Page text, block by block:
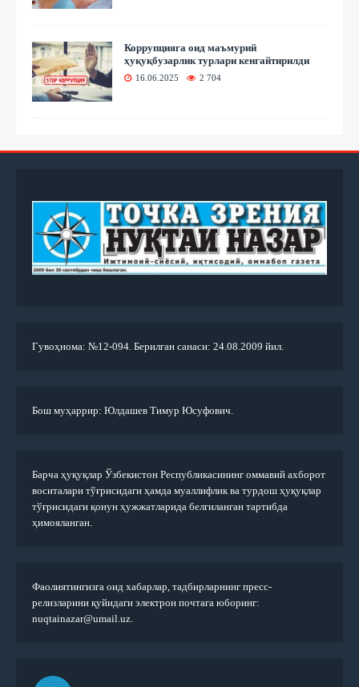
Коррупцияга оид маъмурий
ҳуқуқбузарлик турлари кенгайтирилди
16.06.2025 2 704
Гувоҳнома: №12-094. Берилган санаси: 24.08.2009 йил.
Бош муҳаррир: Юлдашев Тимур Юсуфович.
Барча ҳуқуқлар Ўзбекистон Республикасининг оммавий ахборот
воситалари тўғрисидаги ҳамда муаллифлик ва турдош ҳуқуқлар
тўғрисидаги қонун ҳужжатларида белгиланган тартибда
ҳимояланган.
Фаолиятингизга оид хабарлар, тадбирларнинг пресс-
релизларини қуйидаги электрон почтага юборинг:
nuqtainazar@umail.uz.